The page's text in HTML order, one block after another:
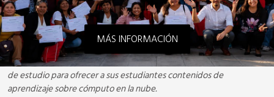
MÁS INFORMACIÓN
La AWS Academy es un programa global de Amazon Web Services
(AWS) que brinda a las instituciones educativas el acceso a planes
de estudio para ofrecer a sus estudiantes contenidos de
aprendizaje sobre cómputo en la nube.